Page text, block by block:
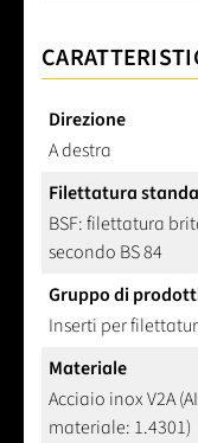
Direzione
A destra
Filettatura
BSF: filettatura
secondo BS 84
Gruppo di
Inserti per
Materiale
Acciaio inox V2A
materiale: 1.4301)